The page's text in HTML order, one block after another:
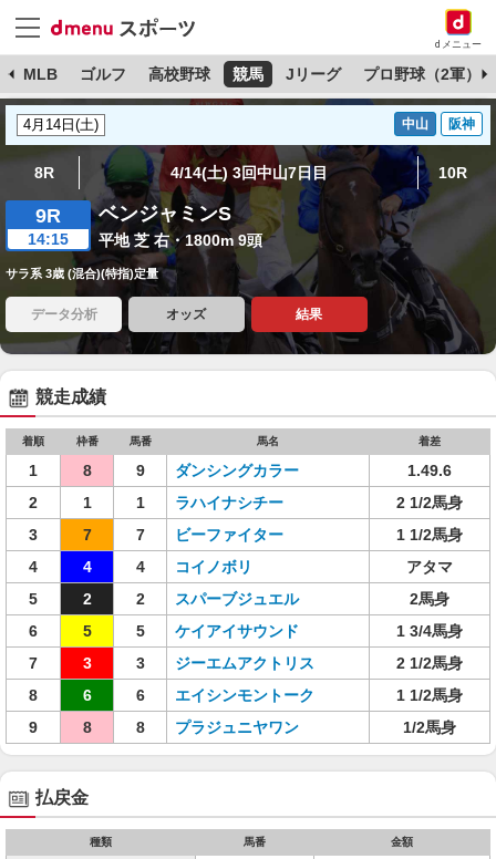
dメニュー
MLB ゴルフ 高校野球 競馬 Jリーグ プロ野球（2軍）
中山 阪神
8R 4/14(土) 3回中山7日目 10R
9R
14:15
ベンジャミンS
平地 芝 右・1800m 9頭
サラ系 3歳 (混合)(特指)定量
データ分析 オッズ 結果
競走成績
着順 枠番 馬番 馬名 着差
1 8 9 ダンシングカラー
1.49.6
2
1 1 ラハイナシチー
2 1/2馬身
3
7 7 ビーファイター
1 1/2馬身
4
4 4 コイノボリ
アタマ
5
2 2 スパーブジュエル
2馬身
6
5 5 ケイアイサウンド
1 3/4馬身
7
3 3 ジーエムアクトリス
2 1/2馬身
8
6 6 エイシンモントーク
1 1/2馬身
9
8 8 プラジュニヤワン 1/2馬身
払戻金
種類 馬番 金額